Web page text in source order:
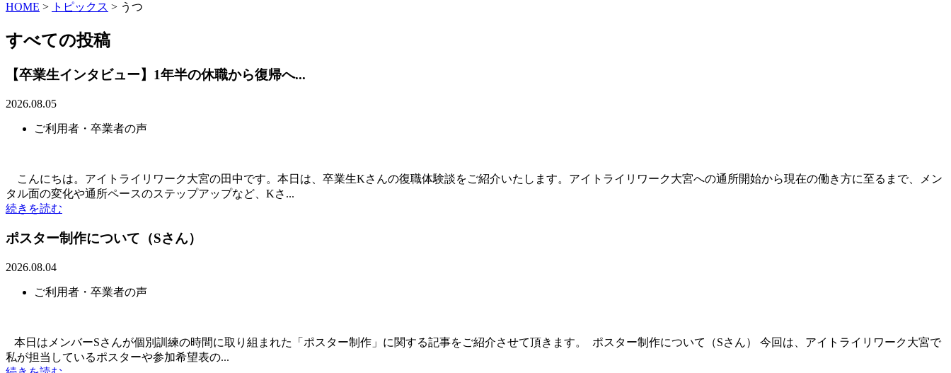
HOME > トピックス > うつ
すべての投稿
【卒業生インタビュー】1年半の休職から復帰へ...
2026.08.05
ご利用者・卒業者の声
こんにちは。アイトライリワーク大宮の田中です。本日は、卒業生Kさんの復職体験談をご紹介いたします。アイトライリワーク大宮への通所開始から現在の働き方に至るまで、メン
タル面の変化や通所ペースのステップアップなど、Kさ...
続きを読む
ポスター制作について（Sさん）
2026.08.04
ご利用者・卒業者の声
本日はメンバーSさんが個別訓練の時間に取り組まれた「ポスター制作」に関する記事をご紹介させて頂きます。 ポスター制作について（Sさん） 今回は、アイトライリワーク大宮で
私が担当しているポスターや参加希望表の...